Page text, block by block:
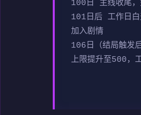
100日 主线收尾，
101日后 工作日白
加入剧情
106日（结局触发
上限提升至500，